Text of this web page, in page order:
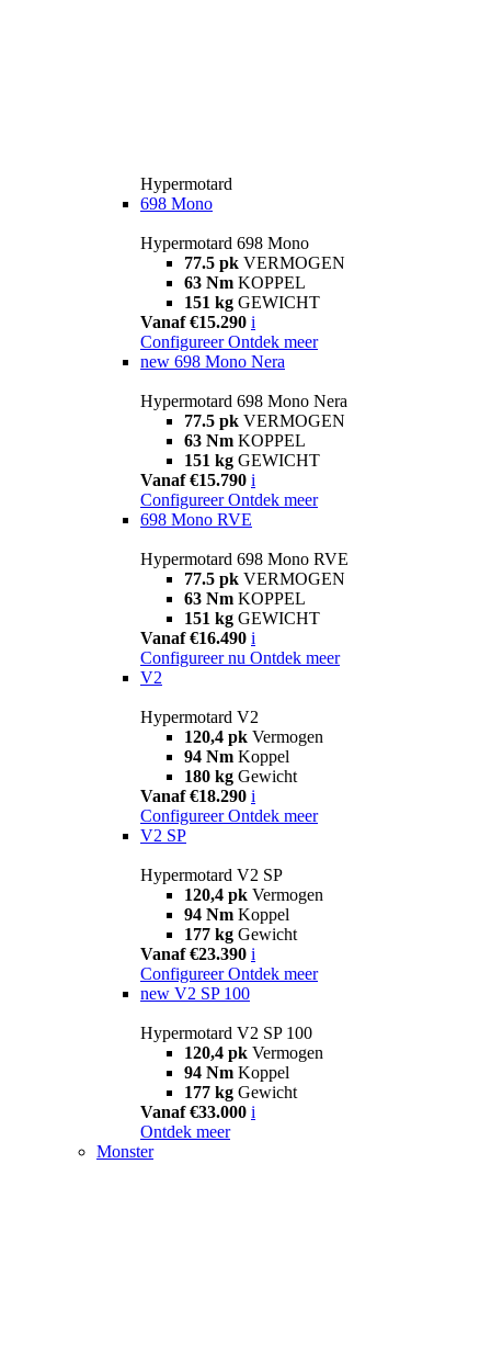
Hypermotard
698 Mono
Hypermotard 698 Mono
77.5 pk VERMOGEN
63 Nm KOPPEL
151 kg GEWICHT
Vanaf €15.290 i
Configureer Ontdek meer
new 698 Mono Nera
Hypermotard 698 Mono Nera
77.5 pk VERMOGEN
63 Nm KOPPEL
151 kg GEWICHT
Vanaf €15.790 i
Configureer Ontdek meer
698 Mono RVE
Hypermotard 698 Mono RVE
77.5 pk VERMOGEN
63 Nm KOPPEL
151 kg GEWICHT
Vanaf €16.490 i
Configureer nu Ontdek meer
V2
Hypermotard V2
120,4 pk Vermogen
94 Nm Koppel
180 kg Gewicht
Vanaf €18.290 i
Configureer Ontdek meer
V2 SP
Hypermotard V2 SP
120,4 pk Vermogen
94 Nm Koppel
177 kg Gewicht
Vanaf €23.390 i
Configureer Ontdek meer
new V2 SP 100
Hypermotard V2 SP 100
120,4 pk Vermogen
94 Nm Koppel
177 kg Gewicht
Vanaf €33.000 i
Ontdek meer
Monster